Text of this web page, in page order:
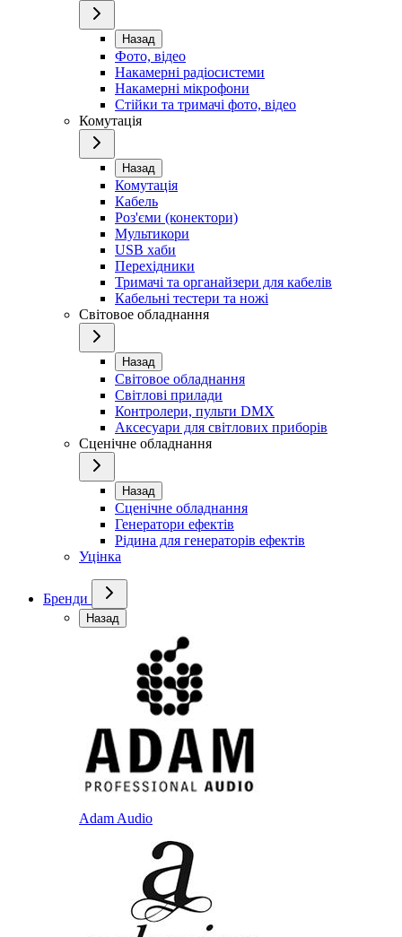
Назад
Фото, відео
Накамерні радіосистеми
Накамерні мікрофони
Стійки та тримачі фото, відео
Комутація
Назад
Комутація
Кабель
Роз'єми (конектори)
Мультикори
USB хаби
Перехідники
Тримачі та органайзери для кабелів
Кабельні тестери та ножі
Світовое обладнання
Назад
Світовое обладнання
Світлові прилади
Контролери, пульти DMX
Аксесуари для світлових приборів
Сценічне обладнання
Назад
Сценічне обладнання
Генератори ефектів
Рідина для генераторів ефектів
Уцінка
Бренди
Назад
Adam Audio